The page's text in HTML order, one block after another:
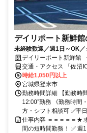
デイリポート新鮮
未経験歓迎／週1日～OK
デイリーポート新鮮館
交通・アクセス 「佐沼
備）
時給1,050円以上
宮城県登米市
勤務時間詳細 【勤務時
12:00”勤務 《勤務時間
方・シフト相談可 ✅平
仕事内容 ＝＝＝＝＝★
間の短時間勤務！ ✅